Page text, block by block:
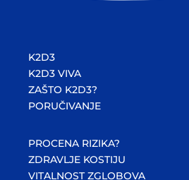
K2D3
K2D3 VIVA
ZAŠTO K2D3?
PORUČIVANJE
PROCENA RIZIKA?
ZDRAVLJE KOSTIJU
VITALNOST ZGLOBOVA